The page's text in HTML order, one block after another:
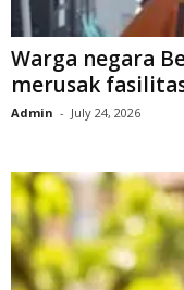
Warga negara
merusak
Admin - July 24, 2026